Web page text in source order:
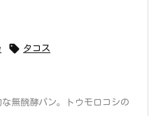
 タコス
無醗酵パン。トウモロコシの